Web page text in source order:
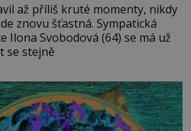
až příliš kruté momenty, nikdy
šťastná. Sympatická
Ilona Svobodová (64) se má už
se stejně